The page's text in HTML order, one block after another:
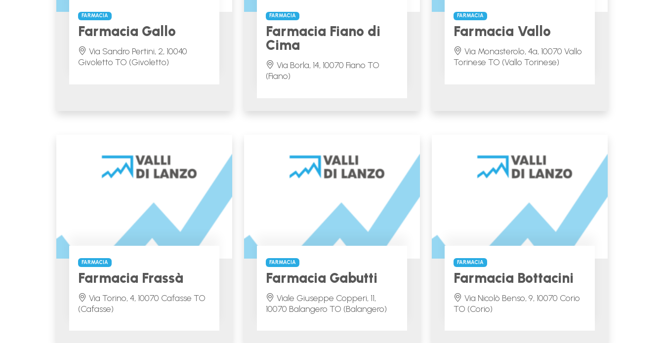
FARMACIA
Farmacia Gallo
Via Sandro Pertini, 2, 10040
Givoletto TO (Givoletto)
FARMACIA
Farmacia Fiano di
Cima
Via Borla, 14, 10070 Fiano TO
(Fiano)
FARMACIA
Farmacia Vallo
Via Monasterolo, 4a, 10070 Vallo
Torinese TO (Vallo Torinese)
FARMACIA
Farmacia Frassà
Via Torino, 4, 10070 Cafasse TO
(Cafasse)
FARMACIA
Farmacia Gabutti
Viale Giuseppe Copperi, 11,
10070 Balangero TO (Balangero)
FARMACIA
Farmacia Bottacini
Via Nicolò Benso, 9, 10070 Corio
TO (Corio)